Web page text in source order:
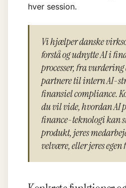
hver session.
Vi hjælper danske
forstå og udnytte AI i
processer, fra
partnere til intern AI-
finansiel compliance.
du vil vide, hvordan AI
finance-teknologi kan
produkt, jeres
velvære, eller jeres